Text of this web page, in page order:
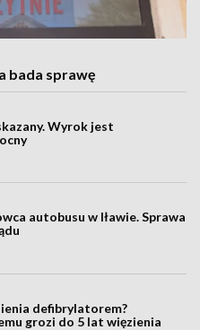
bada sprawę
Wyrok jest
autobusu w Iławie. Sprawa
defibrylatorem?
grozi do 5 lat więzienia